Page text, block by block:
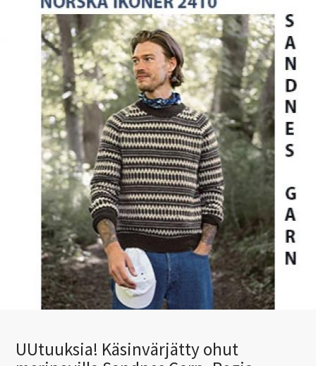
UUtuuksia! Käsinvärjätty ohut